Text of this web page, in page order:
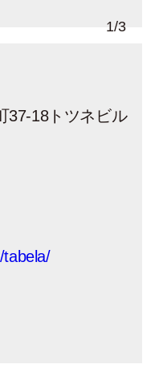
1/3
18トツネビル
tabela/